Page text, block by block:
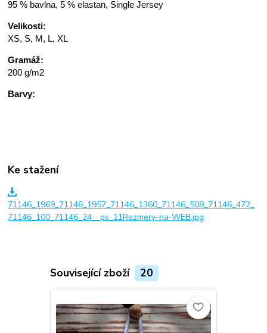
95 % bavlna, 5 % elastan, Single Jersey
Velikosti:
XS, S, M, L, XL
Gramáž:
200 g/m2
Barvy:
Ke stažení
71146_1969_71146_1957_71146_1360_71146_508_71146_472_
71146_100_71146_24__ps_11Rozmery-na-WEB.jpg
Související zboží 20